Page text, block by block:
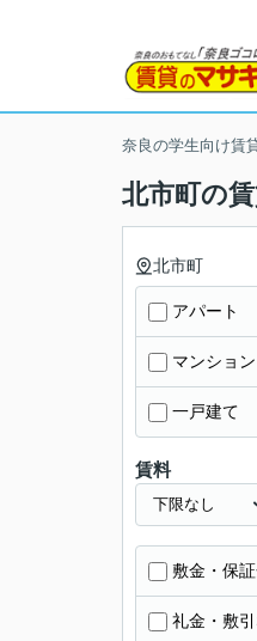
奈良の学生向け賃
北市町の
北市町
アパート
マンション
一戸建て
賃料
敷金・保
礼金・敷